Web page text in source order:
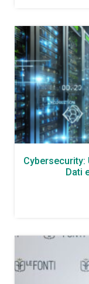
Cybersecurity:
Dati